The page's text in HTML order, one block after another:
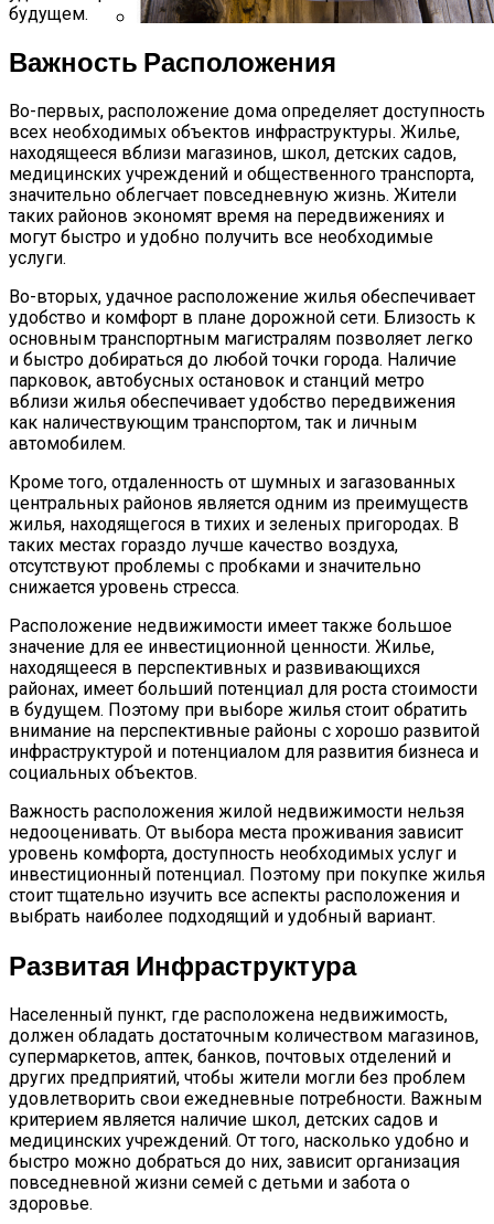
Что Лучше Чай Или Кофе: Ученые
Рассказали, Какой Напиток Полезнее
будущем.
Важность Расположения
Во-первых, расположение дома определяет доступность
всех необходимых объектов инфраструктуры. Жилье,
находящееся вблизи магазинов, школ, детских садов,
медицинских учреждений и общественного транспорта,
значительно облегчает повседневную жизнь. Жители
таких районов экономят время на передвижениях и
могут быстро и удобно получить все необходимые
услуги.
Во-вторых, удачное расположение жилья обеспечивает
удобство и комфорт в плане дорожной сети. Близость к
основным транспортным магистралям позволяет легко
и быстро добираться до любой точки города. Наличие
парковок, автобусных остановок и станций метро
вблизи жилья обеспечивает удобство передвижения
как наличествующим транспортом, так и личным
автомобилем.
Кроме того, отдаленность от шумных и загазованных
центральных районов является одним из преимуществ
жилья, находящегося в тихих и зеленых пригородах. В
таких местах гораздо лучше качество воздуха,
отсутствуют проблемы с пробками и значительно
снижается уровень стресса.
Расположение недвижимости имеет также большое
значение для ее инвестиционной ценности. Жилье,
находящееся в перспективных и развивающихся
районах, имеет больший потенциал для роста стоимости
в будущем. Поэтому при выборе жилья стоит обратить
внимание на перспективные районы с хорошо развитой
инфраструктурой и потенциалом для развития бизнеса и
социальных объектов.
Важность расположения жилой недвижимости нельзя
недооценивать. От выбора места проживания зависит
уровень комфорта, доступность необходимых услуг и
инвестиционный потенциал. Поэтому при покупке жилья
стоит тщательно изучить все аспекты расположения и
выбрать наиболее подходящий и удобный вариант.
Развитая Инфраструктура
Населенный пункт, где расположена недвижимость,
должен обладать достаточным количеством магазинов,
супермаркетов, аптек, банков, почтовых отделений и
других предприятий, чтобы жители могли без проблем
удовлетворить свои ежедневные потребности. Важным
критерием является наличие школ, детских садов и
медицинских учреждений. От того, насколько удобно и
быстро можно добраться до них, зависит организация
повседневной жизни семей с детьми и забота о
здоровье.